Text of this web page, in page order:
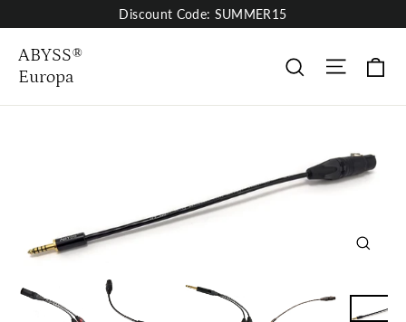
to
content
Discount Code: SUMMER15
ABYSS®
Europa
Søk Site